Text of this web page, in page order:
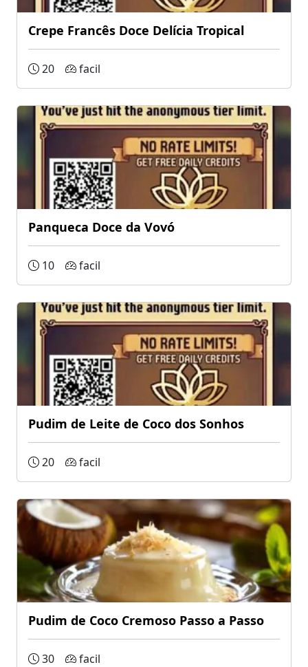
Crepe Francês Doce Delícia Tropical
20 facil
Panqueca Doce da Vovó
10 facil
Pudim de Leite de Coco dos Sonhos
20 facil
Pudim de Coco Cremoso Passo a Passo
30 facil